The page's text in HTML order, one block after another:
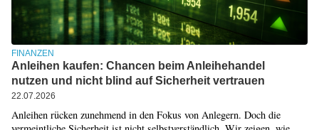
FINANZEN
Anleihen kaufen: Chancen beim Anleihehandel
nutzen und nicht blind auf Sicherheit vertrauen
22.07.2026
Anleihen rücken zunehmend in den Fokus von Anlegern. Doch die